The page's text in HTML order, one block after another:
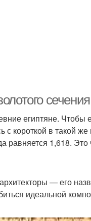
сечения
египтяне. Чтобы
короткой в такой
равняется 1,618.
— его
идеальной